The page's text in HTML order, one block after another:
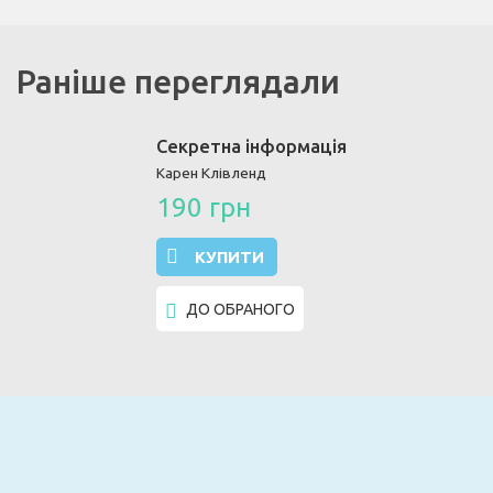
Раніше переглядали
Секретна інформація
Карен Клівленд
190 грн
КУПИТИ
ДО ОБРАНОГО